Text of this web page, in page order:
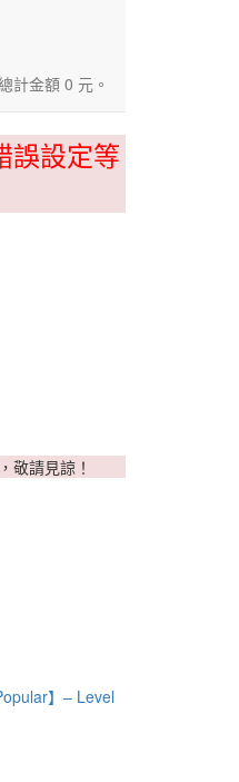
計金額 0 元。
誤設定等
敬請見諒！